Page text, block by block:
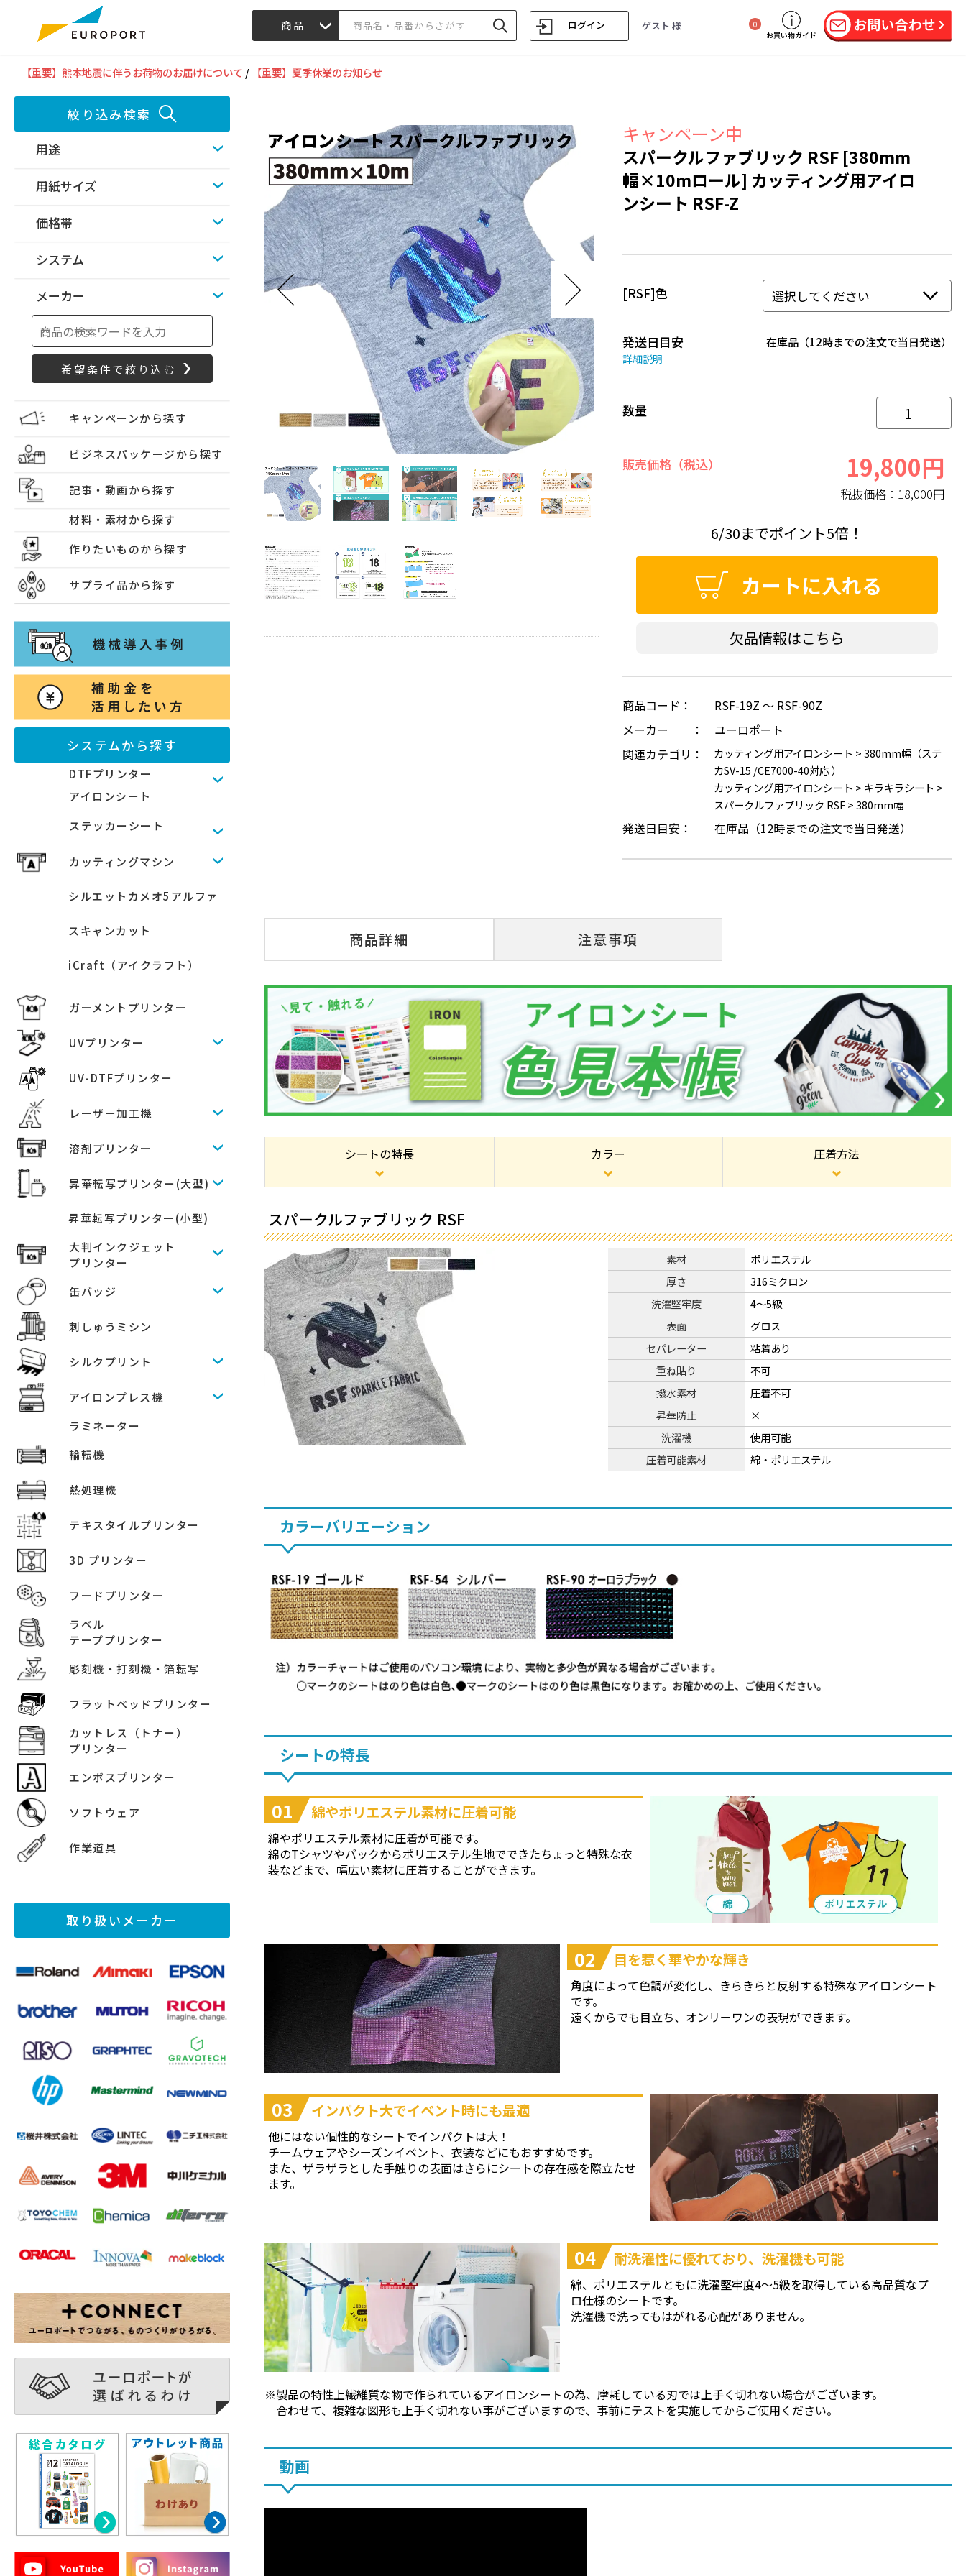
商品 ログイン ゲスト 様
0
お買い物ガイド
【重要】熊本地震に伴うお荷物のお届けについて / 【重要】夏季休業のお知らせ
絞り込み検索
用途
用紙サイズ
価格帯
システム
メーカー
キャンペーンから探す
ビジネスパッケージから探す
記事・動画から探す
材料・素材から探す
作りたいものから探す
サプライ品から探す
システムから探す
DTFプリンター
アイロンシート
ステッカーシート
カッティングマシン
シルエットカメオ5アルファ
スキャンカット
iCraft（アイクラフト）
ガーメントプリンター
UVプリンター
UV-DTFプリンター
レーザー加工機
溶剤プリンター
昇華転写プリンター(大型)
昇華転写プリンター(小型)
大判インクジェット
プリンター
缶バッジ
刺しゅうミシン
シルクプリント
アイロンプレス機
ラミネーター
輪転機
熱処理機
テキスタイルプリンター
3D プリンター
フードプリンター
ラベル
テーププリンター
彫刻機・打刻機・箔転写
フラットベッドプリンター
カットレス（トナー）
プリンター
エンボスプリンター
ソフトウェア
作業道具
取り扱いメーカー
キャンペーン中
スパークルファブリック RSF [380mm
幅×10mロール] カッティング用アイロ
ンシート RSF-Z
[RSF]色
発送日目安
詳細説明
在庫品（12時までの注文で当日発送）
数量
販売価格（税込） 19,800円
税抜価格： 18,000円
6/30までポイント5倍！
カートに入れる
欠品情報はこちら
商品コード：
RSF-19Z ～ RSF-90Z
メーカー ：
ユーロポート
関連カテゴリ：
カッティング用アイロンシート >380mm幅（ステ
カSV-15 /CE7000-40対応 ）
カッティング用アイロンシート > キラキラシート >
スパークルファブリック RSF>380mm幅
発送日目安： 在庫品（12時までの注文で当日発送）
商品詳細 注意事項
シートの特長 カラー 圧着方法
スパークルファブリック RSF
素材
ポリエステル
厚さ
316ミクロン
洗濯堅牢度
4～5級
表面
グロス
セパレーター
粘着あり
重ね貼り
不可
撥水素材
圧着不可
昇華防止
×
洗濯機
使用可能
圧着可能素材
綿・ポリエステル
カラーバリエーション
シートの特長
01 綿やポリエステル素材に圧着可能
綿やポリエステル素材に圧着が可能です。
綿のTシャツやバックからポリエステル生地でできたちょっと特殊な衣
装などまで、幅広い素材に圧着することができます。
02 目を惹く華やかな輝き
角度によって色調が変化し、きらきらと反射する特殊なアイロンシート
です。
遠くからでも目立ち、オンリーワンの表現ができます。
03 インパクト大でイベント時にも最適
他にはない個性的なシートでインパクトは大！
チームウェアやシーズンイベント、衣装などにもおすすめです。
また、ザラザラとした手触りの表面はさらにシートの存在感を際立たせ
ます。
04 耐洗濯性に優れており、洗濯機も可能
綿、ポリエステルともに洗濯堅牢度4～5級を取得している高品質なプ
ロ仕様のシートです。
洗濯機で洗ってもはがれる心配がありません。
製品の特性上繊維質な物で作られているアイロンシートの為、摩耗している刃では上手く切れない場合がございます。
合わせて、複雑な図形も上手く切れない事がございますので、事前にテストを実施してからご使用ください。
動画